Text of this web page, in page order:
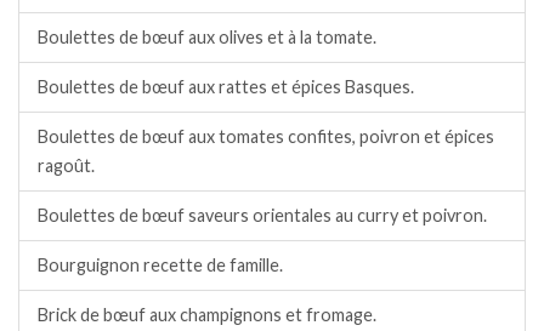
Boulettes de bœuf aux olives et à la tomate.
Boulettes de bœuf aux rattes et épices Basques.
Boulettes de bœuf aux tomates confites, poivron et épices
ragoût.
Boulettes de bœuf saveurs orientales au curry et poivron.
Bourguignon recette de famille.
Brick de bœuf aux champignons et fromage.